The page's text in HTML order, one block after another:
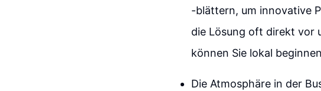
-blättern, um innovative
die Lösung oft direkt vor
können Sie lokal
Die Atmosphäre in der